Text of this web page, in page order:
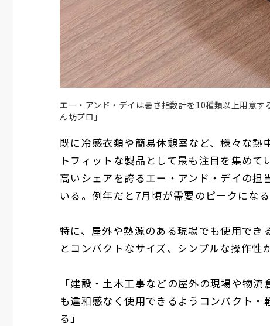
エー・アンド・デイは暑さ指数計を10種類以上用意
ん坊プロ」
既に冷感衣類や簡易休憩室など、様々な
トフィットな製品として最も注目を集め
高いシェアを誇るエー・アンド・デイの
いる。例年だと7月頃が需要のピークにな
特に、屋外や熱源のある現場でも使用で
とコンパクトなサイズ、シンプルな操作性
「建設・土木工事などの屋外の現場や物
も違和感なく使用できるようコンパクト
る」